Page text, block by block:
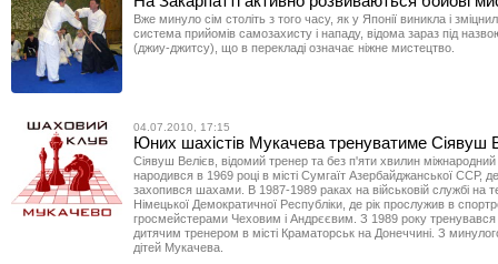
Вже минуло сім століть з того часу, як у Японії виникла і
система прийомів самозахисту і нападу, відома зараз під
(джиу-джитсу), що в перекладі означає ніжне мистецтво.
04.07.2010, 17:15
Юних шахістів Мукачева тренуватиме Сіявуш
Сіявуш Велієв, відомий тренер та без п'яти хвилин
народився в 1969 році в місті Сумгаїт Азербайджанської ССР,
захопився шахами. В 1987-1989 раках на військовій службі на
Німецької Демократичної Республіки, де рік прослужив в
гросмейстерами Чеховим і Андрєєвим. З 1989 року тренувався
дитячим тренером в місті Краматорськ на Донеччині. З
дітей Мукачева.